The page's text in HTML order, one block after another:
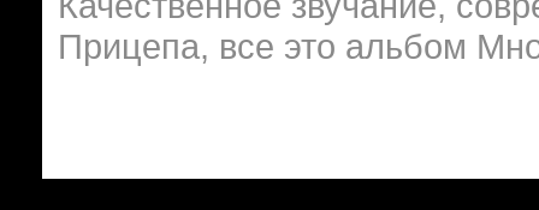
Прицепа, все это альбом